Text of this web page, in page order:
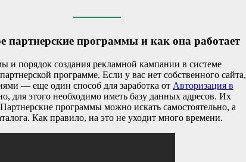
партнерские программы и как она работает
и порядок создания рекламной кампании в системе
программе. Если у вас нет собственного сайта,
— еще один способ для заработка от Авторизация в
для этого необходимо иметь базу данных адресов. Их
программы можно искать самостоятельно, а
Как правило, на это не уходит много времени.